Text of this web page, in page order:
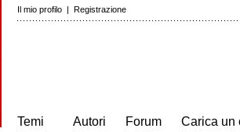
Il mio profilo | Registrazione
Temi
Autori
Forum
Carica un